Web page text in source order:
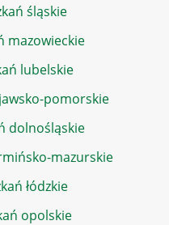
śląskie
mazowieckie
lubelskie
pomorskie
dolnośląskie
mazurskie
łódzkie
opolskie